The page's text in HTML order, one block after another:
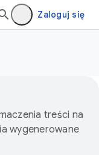
Zaloguj się
treści na
wygenerowane